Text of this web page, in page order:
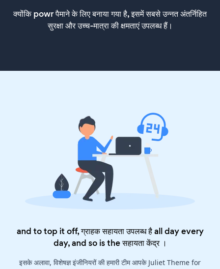
क्योंकि powr पैमाने के लिए बनाया गया है, इसमें सबसे उन्नत अंतर्निहित
सुरक्षा और उच्च-मात्रा की क्षमताएं उपलब्ध हैं।
and to top it off, ग्राहक सहायता उपलब्ध है all day every
day, and so is theसहायता केंद्र।
इसके अलावा, विशेषज्ञ इंजीनियरों की हमारी टीम आपके Juliet Theme for